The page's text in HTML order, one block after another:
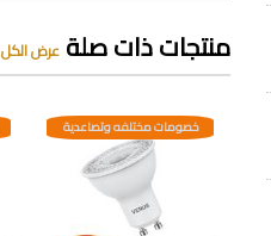
منتجات ذات صلةعرض الكل
خصومات مختلفه وتصاعدية